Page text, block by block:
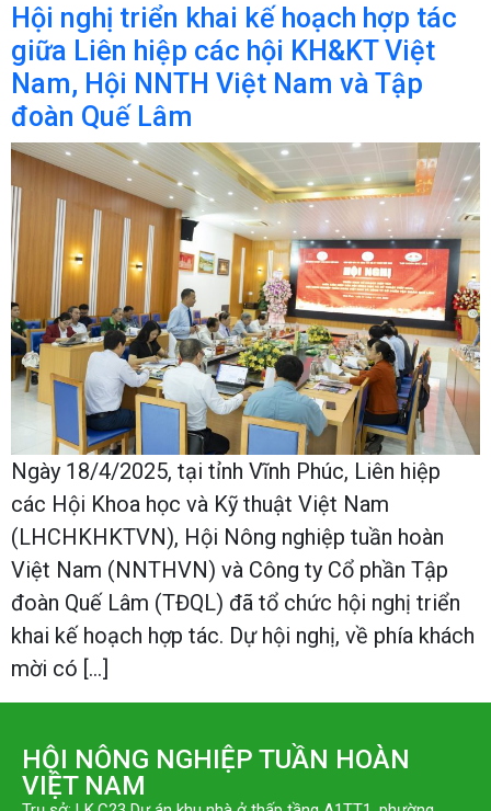
Hội nghị triển khai kế hoạch hợp tác
giữa Liên hiệp các hội KH&KT Việt
Nam, Hội NNTH Việt Nam và Tập
đoàn Quế Lâm
Ngày 18/4/2025, tại tỉnh Vĩnh Phúc, Liên hiệp
các Hội Khoa học và Kỹ thuật Việt Nam
(LHCHKHKTVN), Hội Nông nghiệp tuần hoàn
Việt Nam (NNTHVN) và Công ty Cổ phần Tập
đoàn Quế Lâm (TĐQL) đã tổ chức hội nghị triển
khai kế hoạch hợp tác. Dự hội nghị, về phía khách
mời có […]
HỘI NÔNG NGHIỆP TUẦN HOÀN
VIỆT NAM